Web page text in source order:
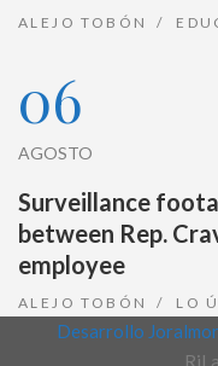
ALEJO TOBÓN
06
AGOSTO
Surveillance
between Rep.
employee
ALEJO TOBÓN LO
Desarrollo